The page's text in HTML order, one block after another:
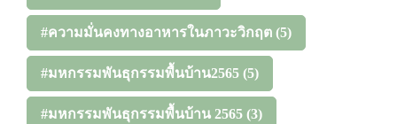
#ความมั่นคงทางอาหารในภาวะวิกฤต (5)
#มหกรรมพันธุกรรมพื้นบ้าน2565 (5)
#มหกรรมพันธุกรรมพื้นบ้าน 2565 (3)